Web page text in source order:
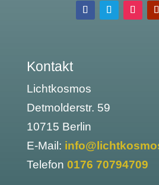
Kontakt
Lichtkosmos
Detmolderstr. 59
10715 Berlin
E-Mail:
Telefon 0176 70794709